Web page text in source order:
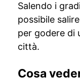
Salendo i
possibile
per godere di
città.
Cosa